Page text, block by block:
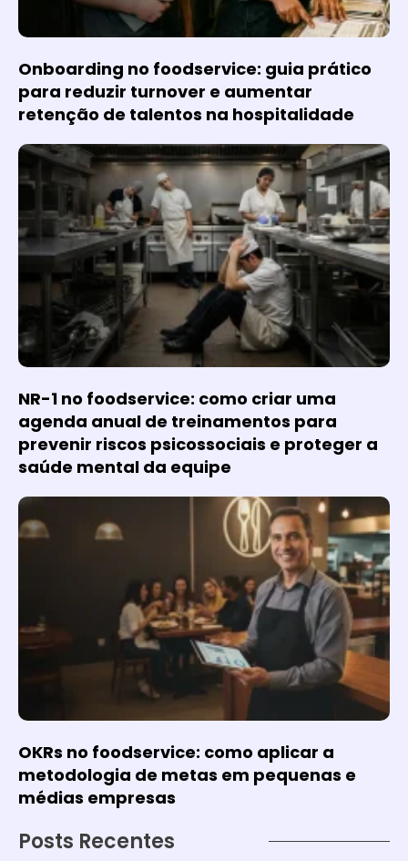
Onboarding no foodservice: guia prático
para reduzir turnover e aumentar
retenção de talentos na hospitalidade
NR-1 no foodservice: como criar uma
agenda anual de treinamentos para
prevenir riscos psicossociais e proteger a
saúde mental da equipe
OKRs no foodservice: como aplicar a
metodologia de metas em pequenas e
médias empresas
Posts Recentes